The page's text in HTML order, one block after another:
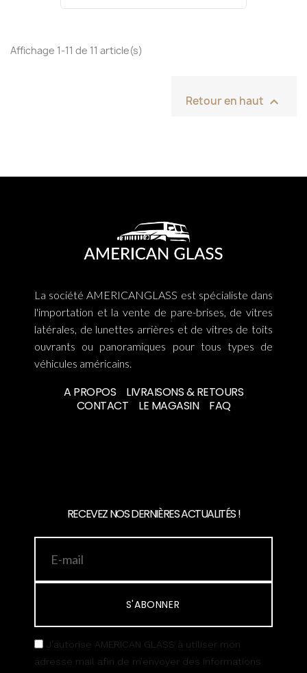
Affichage 1-11 de 11 article(s)
Retour en haut 
La société AMERICANGLASS est spécialiste dans
l'importation et la vente de pare-brises, de vitres
latérales, de lunettes arrières et de vitres de toits
ouvrants ou panoramiques pour tous types de
véhicules américains.
A PROPOS
LIVRAISONS & RETOURS
CONTACT
LE MAGASIN FAQ
RECEVEZ NOS DERNIÈRES ACTUALITÉS !
S'ABONNER
J’autorise AMERICAN GLASS à utiliser mon
adresse mail afin de m’envoyer des informations